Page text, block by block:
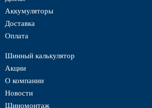
Аккумуляторы
Доставка
Оплата
Шинный калькулятор
Акции
О компании
Новости
Шиномонтаж